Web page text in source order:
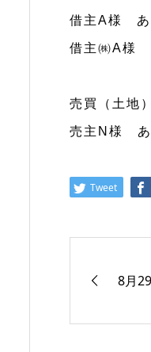
借主A様 あ
借主㈱A様
売買（土地
売主N様 あ
Tweet
8月